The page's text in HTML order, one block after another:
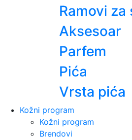
Ramovi za
Aksesoar
Parfem
Pića
Vrsta pića
Kožni program
Kožni program
Brendovi